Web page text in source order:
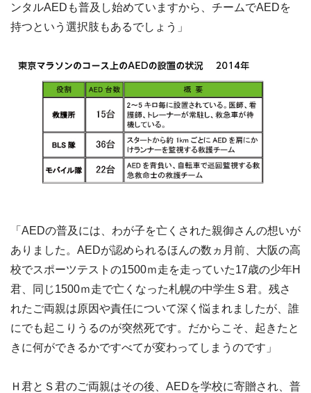
ンタルAEDも普及し始めていますから、チームでAEDを
持つという選択肢もあるでしょう」
「AEDの普及には、わが子を亡くされた親御さんの想いが
ありました。AEDが認められるほんの数ヵ月前、大阪の高
校でスポーツテストの1500ｍ走を走っていた17歳の少年H
君、同じ1500ｍ走で亡くなった札幌の中学生Ｓ君。残さ
れたご両親は原因や責任について深く悩まれましたが、誰
にでも起こりうるのが突然死です。だからこそ、起きたと
きに何ができるかですべてが変わってしまうのです」
Ｈ君とＳ君のご両親はその後、AEDを学校に寄贈され、普